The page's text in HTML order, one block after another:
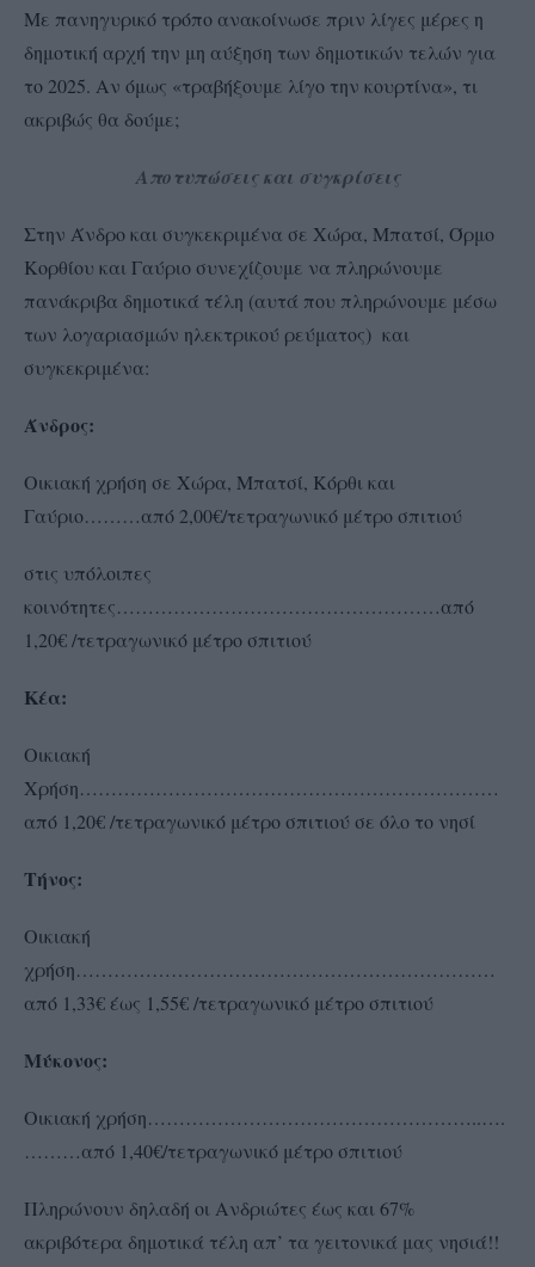
Με πανηγυρικό τρόπο ανακοίνωσε πριν λίγες μέρες η
δημοτική αρχή την μη αύξηση των δημοτικών τελών για
το 2025. Αν όμως «τραβήξουμε λίγο την κουρτίνα», τι
ακριβώς θα δούμε;
Αποτυπώσεις και συγκρίσεις
Στην Άνδρο και συγκεκριμένα σε Χώρα, Μπατσί, Όρμο
Κορθίου και Γαύριο συνεχίζουμε να πληρώνουμε
πανάκριβα δημοτικά τέλη (αυτά που πληρώνουμε μέσω
των λογαριασμών ηλεκτρικού ρεύματος) και
συγκεκριμένα:
Άνδρος:
Οικιακή χρήση σε Χώρα, Μπατσί, Κόρθι και
Γαύριο………από 2,00€/τετραγωνικό μέτρο σπιτιού
στις υπόλοιπες
κοινότητες……………………………………………από
1,20€ /τετραγωνικό μέτρο σπιτιού
Κέα:
Οικιακή
Χρήση…………………………………………………………
από 1,20€ /τετραγωνικό μέτρο σπιτιού σε όλο το νησί
Τήνος:
Οικιακή
χρήση…………………………………………………………
από 1,33€ έως 1,55€ /τετραγωνικό μέτρο σπιτιού
Μύκονος:
Οικιακή χρήση……………………………………………..….
………από 1,40€/τετραγωνικό μέτρο σπιτιού
Πληρώνουν δηλαδή οι Ανδριώτες έως και 67%
ακριβότερα δημοτικά τέλη απ’ τα γειτονικά μας νησιά!!